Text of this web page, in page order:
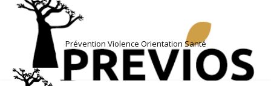
Prévention Violence Orientation Santé